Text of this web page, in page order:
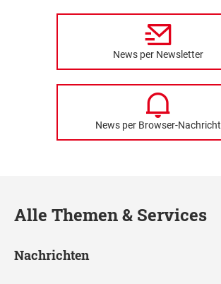
News per Newsletter
News per Browser-Nachricht
Alle Themen & Services
Nachrichten